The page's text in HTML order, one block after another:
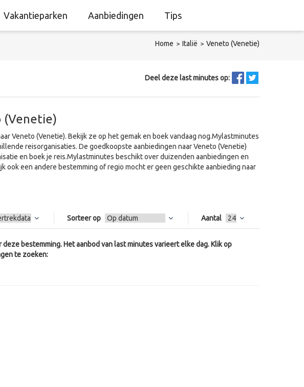
Vakantieparken Aanbiedingen Tips
Home Italië Veneto (Venetie)
Deel deze last minutes op:
(Venetie)
Veneto (Venetie). Bekijk ze op het gemak en boek vandaag nog.Mylastminutes
reisorganisaties. De goedkoopste aanbiedingen naar Veneto (Venetie)
en boek je reis.Mylastminutes beschikt over duizenden aanbiedingen en
ook een andere bestemming of regio mocht er geen geschikte aanbieding naar
Sorteer op Aantal
bestemming. Het aanbod van last minutes varieert elke dag. Klik op
te zoeken: